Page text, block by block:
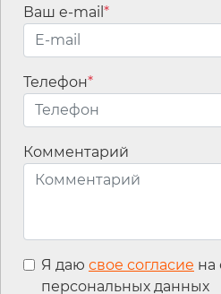
Смарт-комплект
бухгалтера, специалиста
небольшой организации.
информация в одной
Подробнее
Сколько ИБ в составе:30
Ваш e-mail *
Телефон*
Комментарий
Я даю свое согласие на
персональных данных